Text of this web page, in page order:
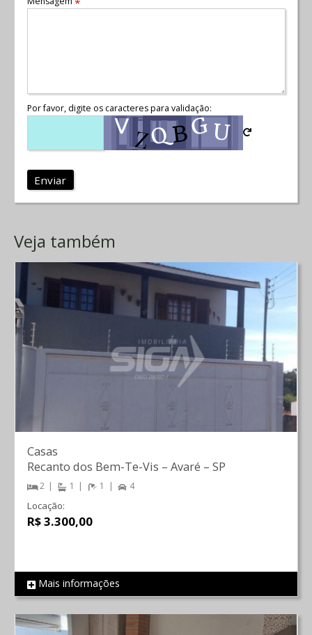
Por favor, digite os caracteres para validação:
Enviar
Veja também
REF 1929
Casas
Recanto dos Bem-Te-Vis – Avaré – SP
2 1 1 4
Locação:
R$ 3.300,00
Mais informações